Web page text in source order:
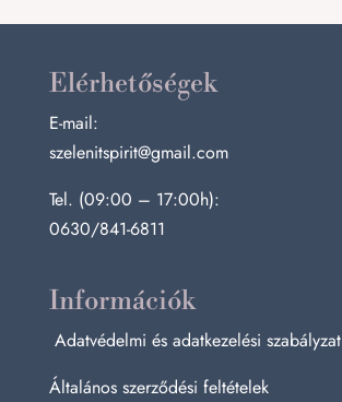
Elérhetőségek
E-mail:
szelenitspirit@gmail.com
Tel. (09:00 – 17:00h):
0630/841-6811
Információk
Adatvédelmi és adatkezelési szabályzat
Általános szerződési feltételek